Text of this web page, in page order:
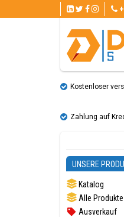
Kostenloser
Zahlung auf
UNSERE
Katalog
Alle Produkte
Ausverkauf